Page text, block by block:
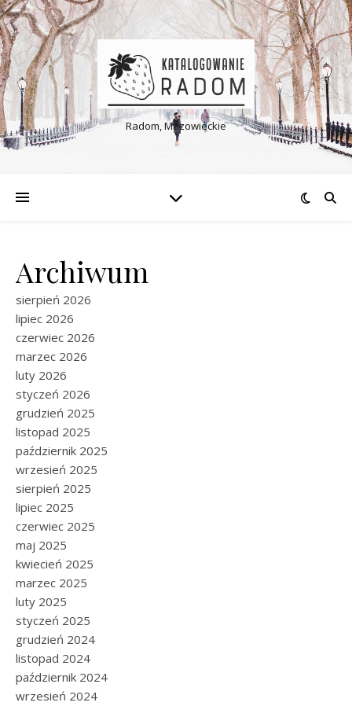
Radom, Mazowieckie
Archiwum
sierpień 2026
lipiec 2026
czerwiec 2026
marzec 2026
luty 2026
styczeń 2026
grudzień 2025
listopad 2025
październik 2025
wrzesień 2025
sierpień 2025
lipiec 2025
czerwiec 2025
maj 2025
kwiecień 2025
marzec 2025
luty 2025
styczeń 2025
grudzień 2024
listopad 2024
październik 2024
wrzesień 2024